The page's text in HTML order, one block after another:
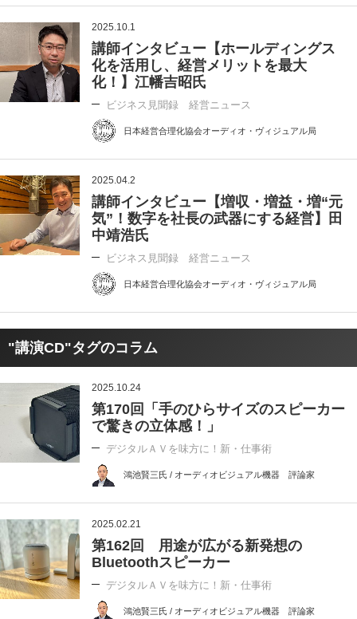
2025.10.1
講師インタビュー【ホールディングス
化を活用し、経営メリットを最大
化！】江幡吉昭氏
ビジネス見聞録 経営ニュース
日本経営合理化協会オーディオ・ヴィジュアル局
2025.04.2
講師インタビュー【増収・増益・増“元
気”！数字を社長の武器にする経営】田
中靖浩氏
ビジネス見聞録 経営ニュース
日本経営合理化協会オーディオ・ヴィジュアル局
"講演CD"タグのコラム
2025.10.24
第170回「手のひらサイズのスピーカー
で驚きの立体感！」
デジタルＡＶを味方に！新・仕事術
鴻池賢三氏 / オーディオビジュアル機器 評論家
2025.02.21
第162回 用途が広がる新発想の
Bluetoothスピーカー
デジタルＡＶを味方に！新・仕事術
鴻池賢三氏 / オーディオビジュアル機器 評論家